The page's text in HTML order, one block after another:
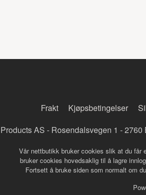
Frakt Kjøpsbetingelser
AS - Rosendalsvegen 1 - 2760
Vår nettbutikk bruker cookies slik at du får
bruker cookies hovedsaklig til å lagre
Fortsett å bruke siden som normalt om